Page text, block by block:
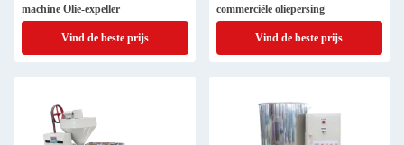
machine Olie-expeller
Vind de beste prijs
commerciële oliepersing
Vind de beste prijs